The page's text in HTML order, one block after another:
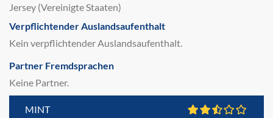
Jersey (Vereinigte Staaten)
Verpflichtender Auslandsaufenthalt
Kein verpflichtender Auslandsaufenthalt.
Partner Fremdsprachen
Keine Partner.
MINT